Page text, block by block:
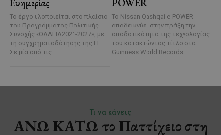
Ευημερίας
Το έργο υλοποιείται στο πλαίσιο
του Προγράμματος Πολιτικής
Συνοχής «ΘΑΛΕΙΑ2021-2027», με
τη συγχρηματοδότησης της ΕΕ
Σε μία από τις...
POWER
Το Nissan Qashqai e-POWER
αποδεικνύει στην πράξη την
αποδοτικότητα της τεχνολογίας
του κατακτώντας τίτλο στα
Guinness World Records....